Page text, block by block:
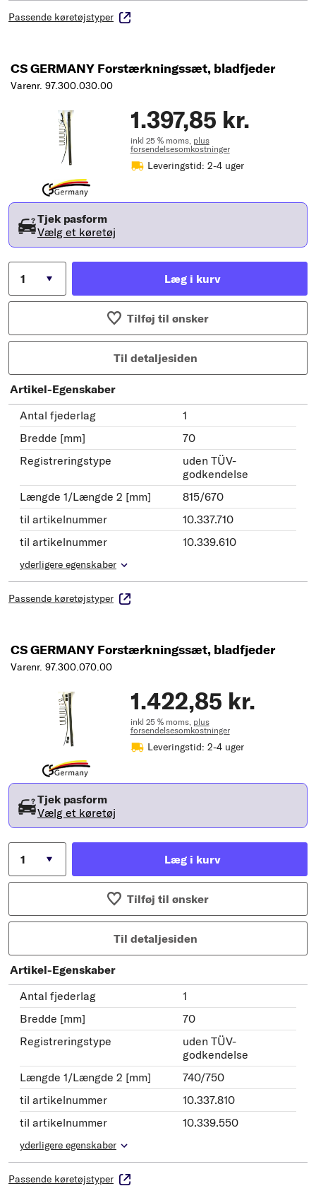
Passende køretøjstyper
CS GERMANY Forstærkningssæt, bladfjeder
Varenr. 97.300.030.00
1.397,85 kr.
inkl 25 % moms, plus
forsendelsesomkostninger
Leveringstid: 2-4 uger
Tjek pasform
Vælg et køretøj
Læg i kurv
Tilføj til ønsker
Til detaljesiden
Artikel-Egenskaber
Antal fjederlag
1
Bredde [mm]
70
Registreringstype
uden TÜV-
godkendelse
Længde 1/Længde 2 [mm]
815/670
til artikelnummer
10.337.710
til artikelnummer
10.339.610
yderligere egenskaber
Passende køretøjstyper
CS GERMANY Forstærkningssæt, bladfjeder
Varenr. 97.300.070.00
1.422,85 kr.
inkl 25 % moms, plus
forsendelsesomkostninger
Leveringstid: 2-4 uger
Tjek pasform
Vælg et køretøj
Læg i kurv
Tilføj til ønsker
Til detaljesiden
Artikel-Egenskaber
Antal fjederlag
1
Bredde [mm]
70
Registreringstype
uden TÜV-
godkendelse
Længde 1/Længde 2 [mm]
740/750
til artikelnummer
10.337.810
til artikelnummer
10.339.550
yderligere egenskaber
Passende køretøjstyper